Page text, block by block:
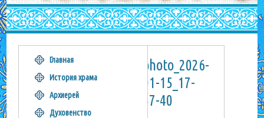
photo_2026-
01-15_17-
57-40
Главная
История храма
Архиерей
Духовенство